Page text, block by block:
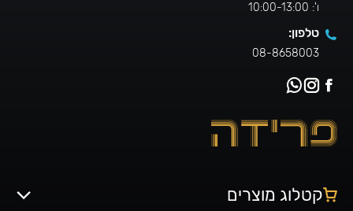
ו': 10:00-13:00
טלפון:
08-8658003
קטלוג מוצרים